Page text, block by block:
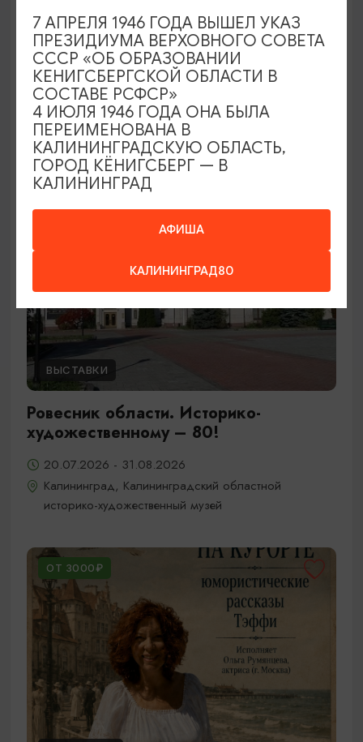
Семейный клуб выходного дня в
Морском выставочном центре
19.07.2026 - 30.08.2026, СБ 12:00, 13:00
Светлогорск, Морской выставочный центр г.
Светлогорск
ВЫСТАВКИ
Ровесник области. Историко-
художественному – 80!
20.07.2026 - 31.08.2026
Калининград, Калининградский областной
историко-художественный музей
ОТ 3000₽
АФИША
КАЛИНИНГРАД80
7 АПРЕЛЯ 1946 ГОДА ВЫШЕЛ УКАЗ
ПРЕЗИДИУМА ВЕРХОВНОГО СОВЕТА
СССР «ОБ ОБРАЗОВАНИИ
КЕНИГСБЕРГСКОЙ ОБЛАСТИ В
СОСТАВЕ РСФСР»
4 ИЮЛЯ 1946 ГОДА ОНА БЫЛА
ПЕРЕИМЕНОВАНА В
КАЛИНИНГРАДСКУЮ ОБЛАСТЬ,
ГОРОД КЁНИГСБЕРГ — В
КАЛИНИНГРАД